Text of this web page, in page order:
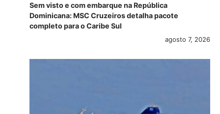
Sem visto e com embarque na República
Dominicana: MSC Cruzeiros detalha pacote
completo para o Caribe Sul
agosto 7, 2026